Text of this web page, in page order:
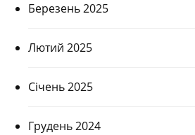
Березень 2025
Лютий 2025
Січень 2025
Грудень 2024